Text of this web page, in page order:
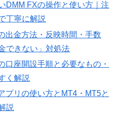
DMM FXの操作と使い方｜注
丁寧に解説
出金方法・反映時間・手数
できない」対処法
口座開設手順と必要なもの・
く解説
プリの使い方とMT4・MT5と
説